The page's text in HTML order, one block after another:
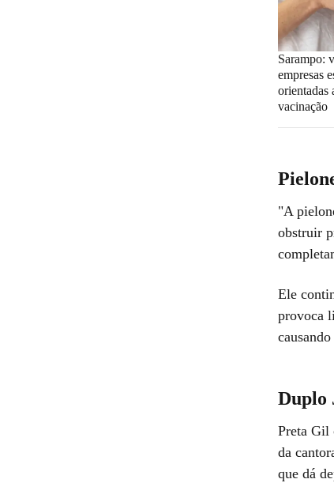
Sarampo:
empresas
orientadas
vacinação
"A
obstruir
Ele
provoca
Duplo
Preta Gil
da
que dá